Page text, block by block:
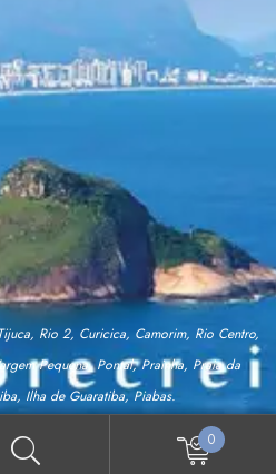
Rio 2, Curicica, Camorim, Rio Centro,
Pequena, Pontal, Prainha, Praia da
Ilha de Guaratiba, Piabas.
0